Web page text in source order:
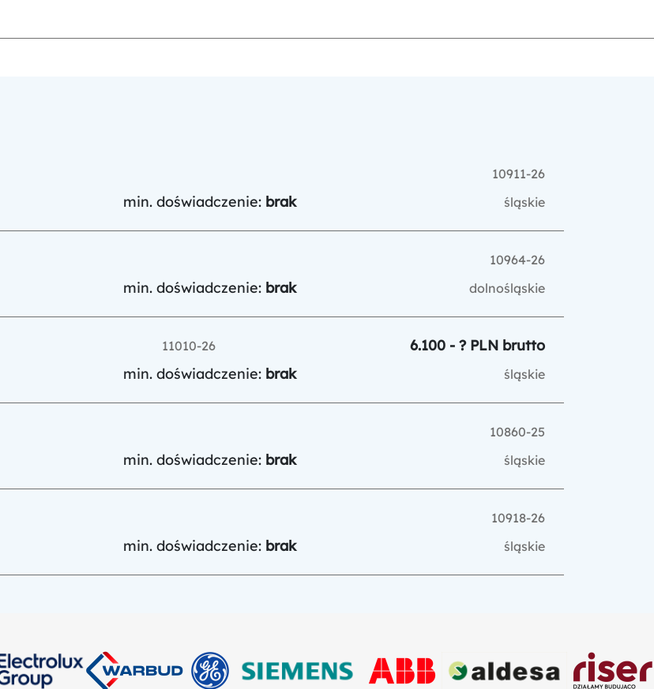
10911-26
min. doświadczenie: brak śląskie
10964-26
min. doświadczenie: brak dolnośląskie
11010-26 6.100 - ? PLN brutto
min. doświadczenie: brak śląskie
10860-25
min. doświadczenie: brak śląskie
10918-26
min. doświadczenie: brak śląskie